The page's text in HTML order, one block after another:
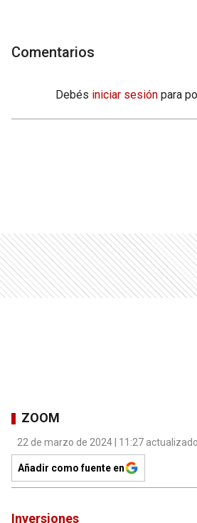
Comentarios
Debés iniciar sesión para
ZOOM
22 de marzo de 2024 | 11:27
Añadir como fuente en
Inversiones